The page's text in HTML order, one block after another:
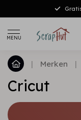
MENU
| Merken |
Cricut